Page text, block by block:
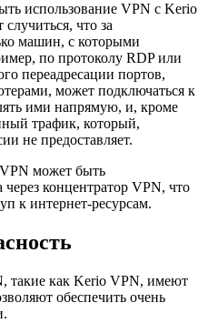
использование VPN с Kerio
что за
машин, с которыми
по протоколу RDP или
переадресации портов,
может подключаться к
ими напрямую, и, кроме
трафик, который,
не предоставляет.
может быть
концентратор VPN, что
к интернет-ресурсам.
такие как Kerio VPN, имеют
обеспечить очень